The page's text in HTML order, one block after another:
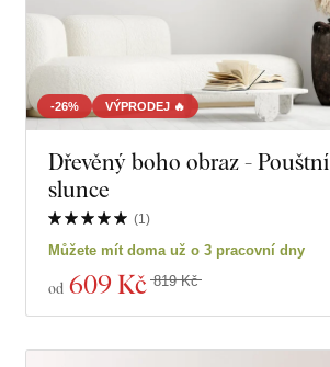
-26% VÝPRODEJ 🔥
Dřevěný boho obraz - Pouštní
slunce
(1 )
Můžete mít doma už o 3 pracovní dny
od 609 Kč 819 Kč